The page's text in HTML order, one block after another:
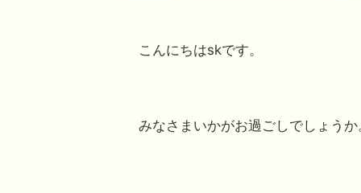
こんにちはskです。
みなさまいかがお過ごしでしょうか